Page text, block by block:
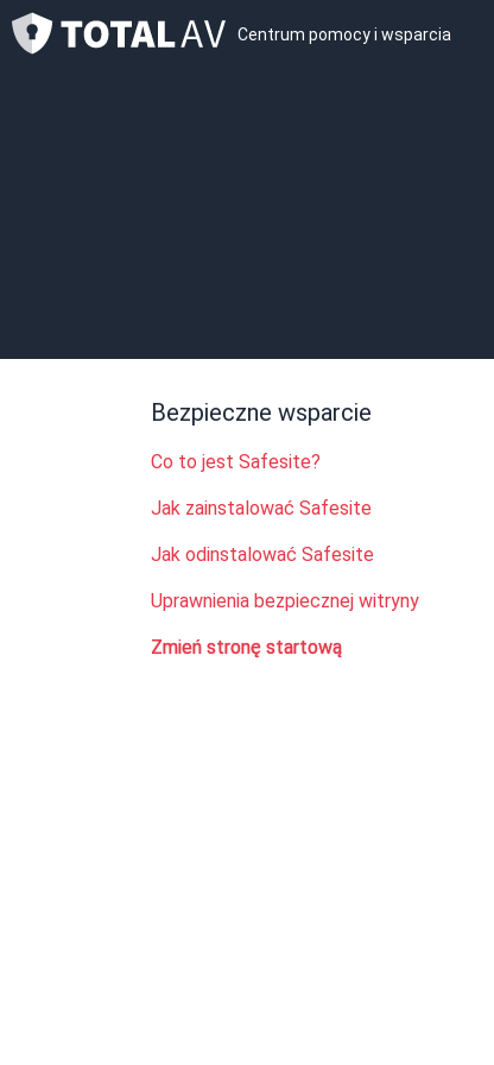
Centrum pomocy i wsparcia
Bezpieczne wsparcie
Co to jest Safesite?
Jak zainstalować Safesite
Jak odinstalować Safesite
Uprawnienia bezpiecznej witryny
Zmień stronę startową